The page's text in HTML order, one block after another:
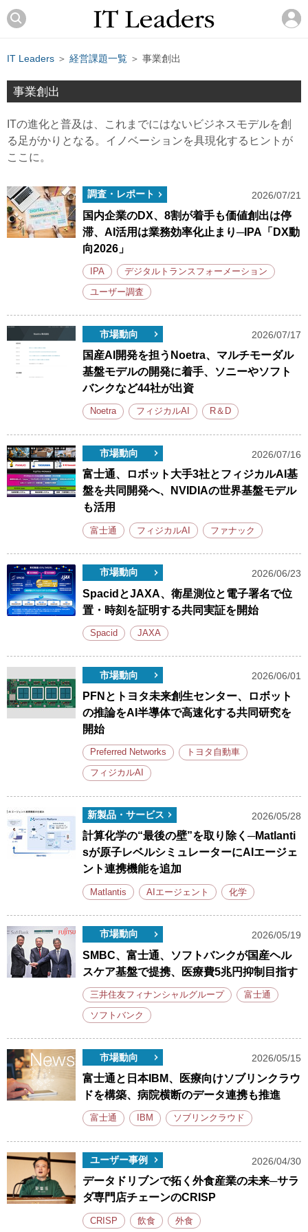
IT Leaders ＞ 経営課題一覧 ＞ 事業創出
事業創出
ITの進化と普及は、これまでにはないビジネスモデルを創
る足がかりとなる。イノベーションを具現化するヒントが
ここに。
調査・レポート 2026/07/21
国内企業のDX、8割が着手も価値創出は停
滞、AI活用は業務効率化止まり─IPA「DX動
向2026」
IPA デジタルトランスフォーメーション
ユーザー調査
市場動向 2026/07/17
国産AI開発を担うNoetra、マルチモーダル
基盤モデルの開発に着手、ソニーやソフト
バンクなど44社が出資
Noetra フィジカルAI R＆D
市場動向 2026/07/16
富士通、ロボット大手3社とフィジカルAI基
盤を共同開発へ、NVIDIAの世界基盤モデル
も活用
富士通 フィジカルAI ファナック
市場動向 2026/06/23
SpacidとJAXA、衛星測位と電子署名で位
置・時刻を証明する共同実証を開始
Spacid JAXA
市場動向 2026/06/01
PFNとトヨタ未来創生センター、ロボット
の推論をAI半導体で高速化する共同研究を
開始
Preferred Networks トヨタ自動車
フィジカルAI
新製品・サービス 2026/05/28
計算化学の“最後の壁”を取り除く─Matlanti
sが原子レベルシミュレーターにAIエージェ
ント連携機能を追加
Matlantis AIエージェント 化学
市場動向 2026/05/19
SMBC、富士通、ソフトバンクが国産ヘル
スケア基盤で提携、医療費5兆円抑制目指す
三井住友フィナンシャルグループ 富士通
ソフトバンク
市場動向 2026/05/15
富士通と日本IBM、医療向けソブリンクラウ
ドを構築、病院横断のデータ連携も推進
富士通 IBM ソブリンクラウド
ユーザー事例 2026/04/30
データドリブンで拓く外食産業の未来─サラ
ダ専門店チェーンのCRISP
CRISP 飲食 外食